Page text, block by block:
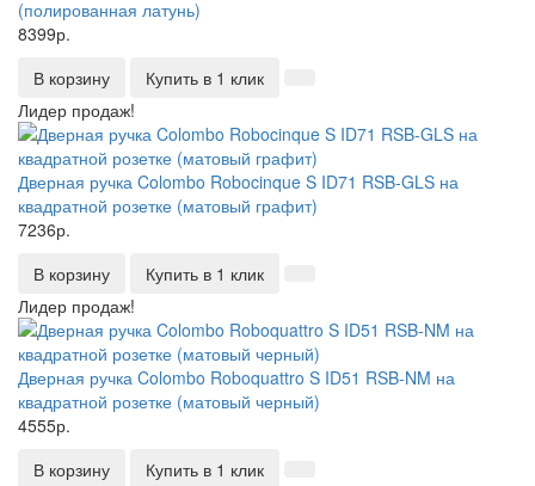
(полированная латунь)
8399р.
В корзину
Купить в 1 клик
Лидер продаж!
Дверная ручка Colombo Robocinque S ID71 RSB-GLS на
квадратной розетке (матовый графит)
7236р.
В корзину
Купить в 1 клик
Лидер продаж!
Дверная ручка Colombo Roboquattro S ID51 RSB-NM на
квадратной розетке (матовый черный)
4555р.
В корзину
Купить в 1 клик